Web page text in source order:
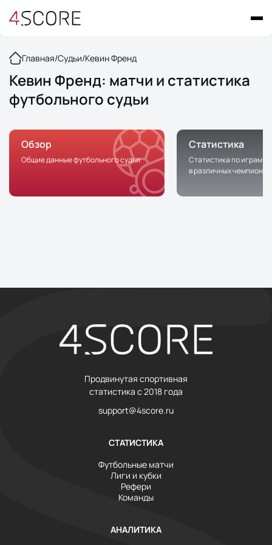
Главная/Судьи/Кевин Френд
Кевин Френд: матчи и статистика
футбольного судьи
Обзор
Общие данные футбольного судьи
Статистика
Статистика по играм с
в различных
Продвинутая спортивная
статистика с 2018 года
support@4score.ru
СТАТИСТИКА
Футбольные матчи
Лиги и кубки
Рефери
Команды
АНАЛИТИКА